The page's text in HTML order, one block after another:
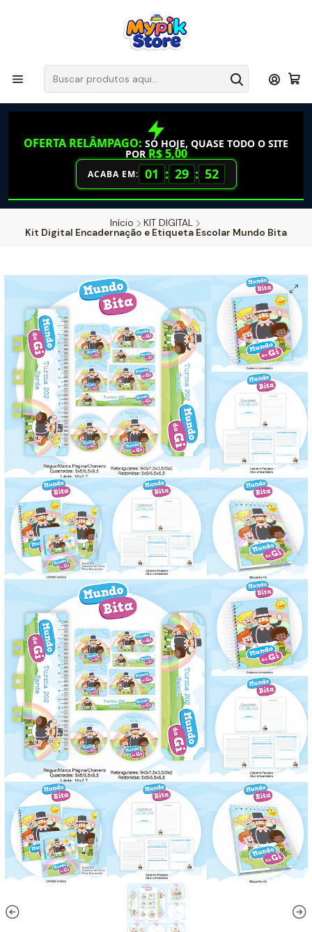
OFERTA RELÂMPAGO: SÓ HOJE, QUASE TODO O SITE
PORR$ 5,00
ACABA EM: 01 : 29 : 52
Início
KIT DIGITAL
Kit Digital Encadernação e Etiqueta Escolar Mundo Bita